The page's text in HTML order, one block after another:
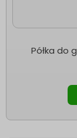
Półka do